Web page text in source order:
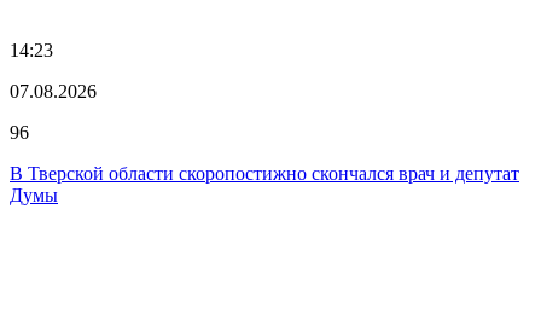
14:23
07.08.2026
96
В Тверской области скоропостижно скончался врач и депутат
Думы